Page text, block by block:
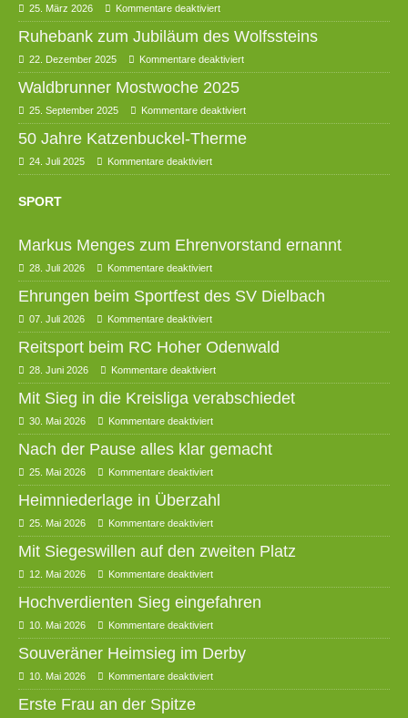
25. März 2026 Kommentare deaktiviert
Ruhebank zum Jubiläum des Wolfssteins
22. Dezember 2025 Kommentare deaktiviert
Waldbrunner Mostwoche 2025
25. September 2025 Kommentare deaktiviert
50 Jahre Katzenbuckel-Therme
24. Juli 2025 Kommentare deaktiviert
SPORT
Markus Menges zum Ehrenvorstand ernannt
28. Juli 2026 Kommentare deaktiviert
Ehrungen beim Sportfest des SV Dielbach
07. Juli 2026 Kommentare deaktiviert
Reitsport beim RC Hoher Odenwald
28. Juni 2026 Kommentare deaktiviert
Mit Sieg in die Kreisliga verabschiedet
30. Mai 2026 Kommentare deaktiviert
Nach der Pause alles klar gemacht
25. Mai 2026 Kommentare deaktiviert
Heimniederlage in Überzahl
25. Mai 2026 Kommentare deaktiviert
Mit Siegeswillen auf den zweiten Platz
12. Mai 2026 Kommentare deaktiviert
Hochverdienten Sieg eingefahren
10. Mai 2026 Kommentare deaktiviert
Souveräner Heimsieg im Derby
10. Mai 2026 Kommentare deaktiviert
Erste Frau an der Spitze